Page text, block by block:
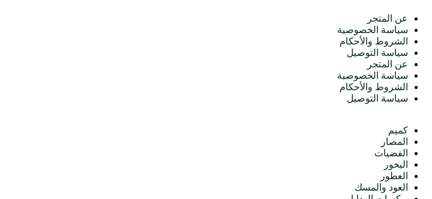
عن المتجر
سياسة الخصوصية
الشروط والأحكام
سياسة التوصيل
عن المتجر
سياسة الخصوصية
الشروط والأحكام
سياسة التوصيل
كميم
المصار
الفضيات
البخور
العطور
العود والمسك